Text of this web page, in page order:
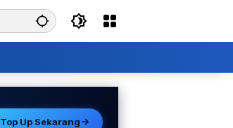
Top Up Sekarang